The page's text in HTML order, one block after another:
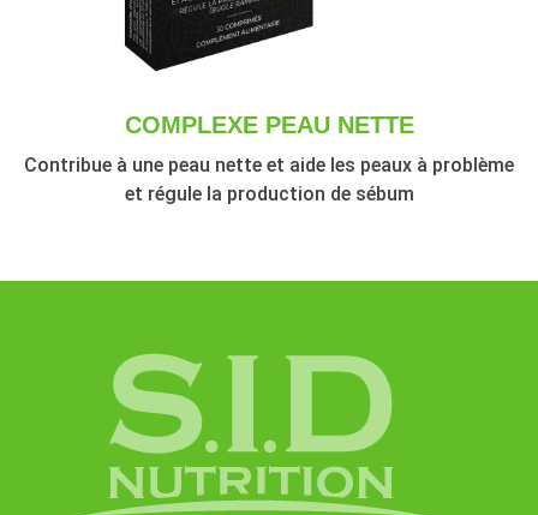
COMPLEXE PEAU NETTE
Contribue à une peau nette et aide les peaux à problème
et régule la production de sébum